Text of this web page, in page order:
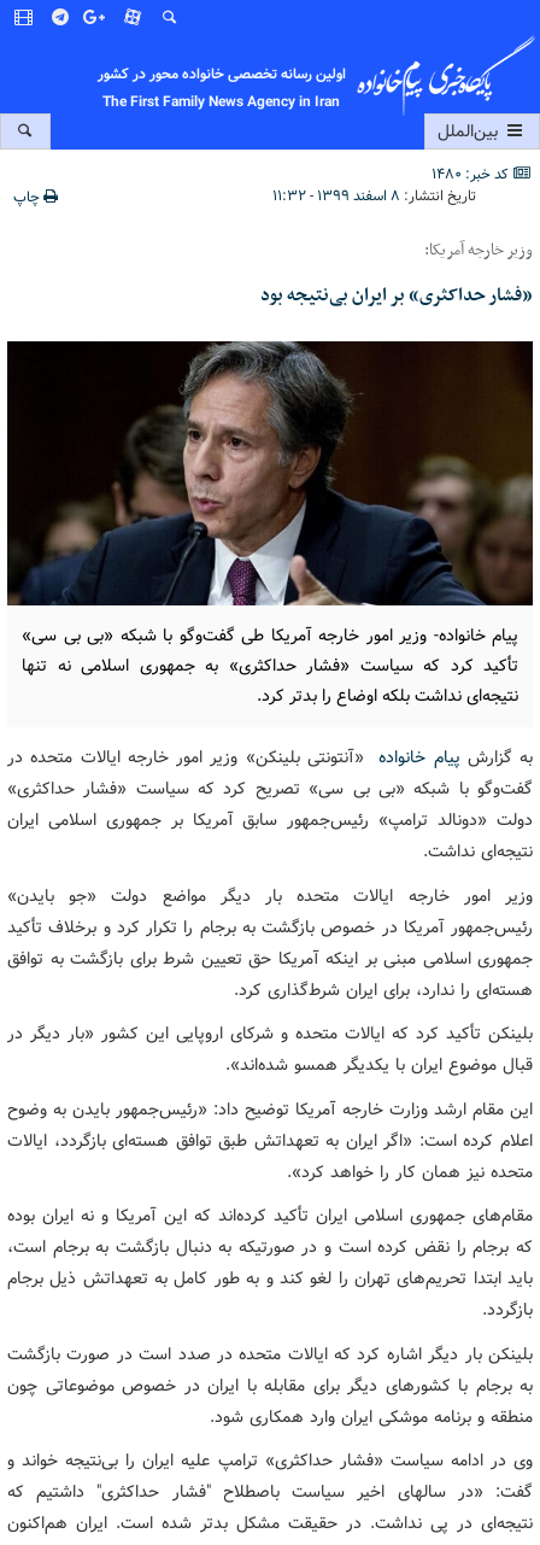
اولین رسانه تخصصی خانواده محور در کشور
The First Family News Agency in Iran
بین‌الملل
کد خبر: 1480
تاریخ انتشار: ۸ اسفند ۱۳۹۹ - ۱۱:۳۲ چاپ
وزیر خارجه آمریکا:
«فشار حداکثری» بر ایران بی‌نتیجه بود
پیام خانواده- وزیر امور خارجه آمریکا طی گفت‌وگو با شبکه «بی بی سی»
تأکید کرد که سیاست «فشار حداکثری» به جمهوری اسلامی نه تنها
نتیجه‌ای نداشت بلکه اوضاع را بدتر کرد.
به گزارش پیام خانواده «آنتونتی بلینکن» وزیر امور خارجه ایالات متحده در
گفت‌وگو با شبکه «بی بی سی» تصریح کرد که سیاست «فشار حداکثری»
دولت «دونالد ترامپ» رئیس‌جمهور سابق آمریکا بر جمهوری اسلامی ایران
نتیجه‌ای نداشت.
وزیر امور خارجه ایالات متحده بار دیگر مواضع دولت «جو بایدن»
رئیس‌جمهور آمریکا در خصوص بازگشت به برجام را تکرار کرد و برخلاف تأکید
جمهوری اسلامی مبنی بر اینکه آمریکا حق تعیین شرط برای بازگشت به توافق
هسته‌ای را ندارد، برای ایران شرط‌گذاری کرد.
بلینکن تأکید کرد که ایالات متحده و شرکای اروپایی این کشور «بار دیگر در
قبال موضوع ایران با یکدیگر همسو شده‌اند».
این مقام ارشد وزارت خارجه آمریکا توضیح داد: «رئیس‌جمهور بایدن به وضوح
اعلام کرده است: «اگر ایران به تعهداتش طبق توافق هسته‌ای بازگردد، ایالات
متحده نیز همان کار را خواهد کرد».
مقام‌های جمهوری اسلامی ایران تأکید کرده‌اند که این آمریکا و نه ایران بوده
که برجام را نقض کرده است و در صورتیکه به دنبال بازگشت به برجام است،
باید ابتدا تحریم‌های تهران را لغو کند و به طور کامل به تعهداتش ذیل برجام
بازگردد.
بلینکن بار دیگر اشاره کرد که ایالات متحده در صدد است در صورت بازگشت
به برجام با کشورهای دیگر برای مقابله با ایران در خصوص موضوعاتی چون
منطقه و برنامه موشکی ایران وارد همکاری شود.
وی در ادامه سیاست «فشار حداکثری» ترامپ علیه ایران را بی‌نتیجه خواند و
گفت: «در سالهای اخیر سیاست باصطلاح "فشار حداکثری" داشتیم که
نتیجه‌ای در پی نداشت. در حقیقت مشکل بدتر شده است. ایران هم‌اکنون